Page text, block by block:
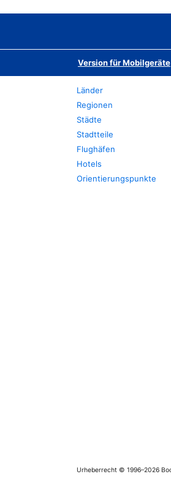
Version für Mobilgeräte
Länder
Regionen
Städte
Stadtteile
Flughäfen
Hotels
Orientierungspunkte
Urheberrecht © 1996–2026